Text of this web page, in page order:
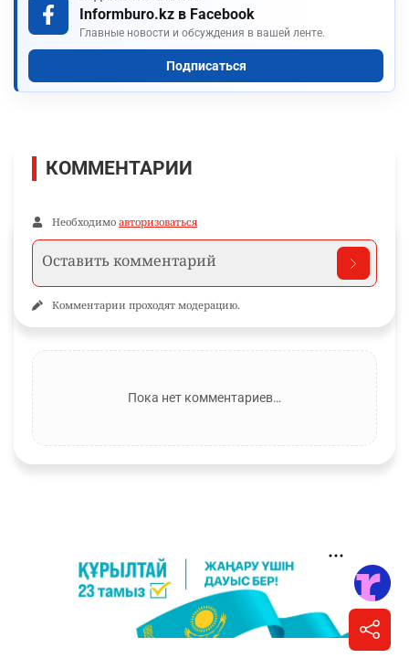
Informburo.kz в Facebook
Главные новости и обсуждения в вашей ленте.
Подписаться
КОММЕНТАРИИ
Необходимо авторизоваться
Комментарии проходят модерацию.
Пока нет комментариев…